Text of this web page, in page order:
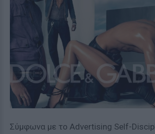
Σύμφωνα με το Advertising Self-